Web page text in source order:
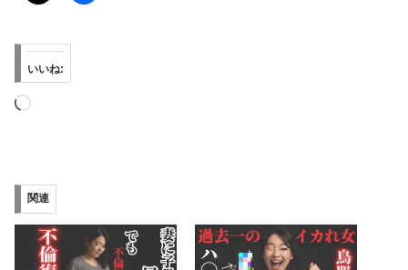
いいね:
読
み
中…
関連